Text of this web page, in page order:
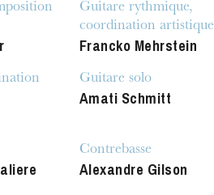
Guitare rythmique,
coordination artistique
Francko Mehrstein
Guitare solo
Amati Schmitt
Contrebasse
Alexandre Gilson